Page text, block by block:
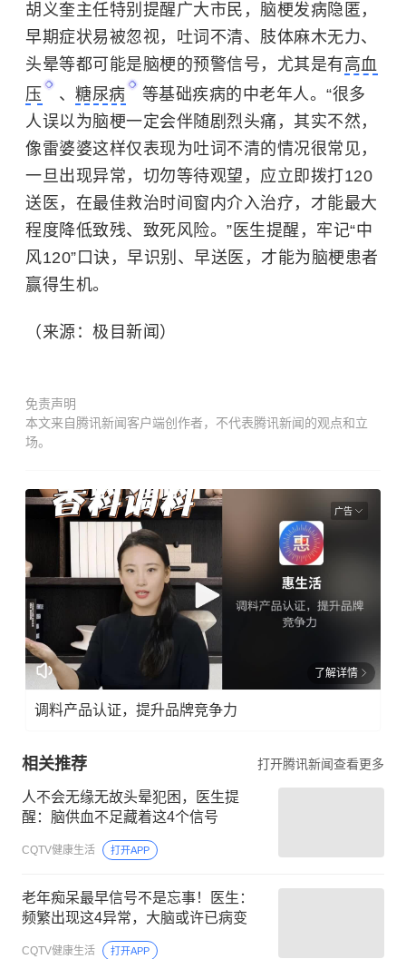
胡义奎主任特别提醒广大市民，脑梗发病隐匿，
早期症状易被忽视，吐词不清、肢体麻木无力、
头晕等都可能是脑梗的预警信号，尤其是有高血
压
、 糖尿病
等基础疾病的中老年人。“很多
人误以为脑梗一定会伴随剧烈头痛，其实不然，
像雷婆婆这样仅表现为吐词不清的情况很常见，
一旦出现异常，切勿等待观望，应立即拨打120
送医，在最佳救治时间窗内介入治疗，才能最大
程度降低致残、致死风险。”医生提醒，牢记“中
风120”口诀，早识别、早送医，才能为脑梗患者
赢得生机。
（来源：极目新闻）
免责声明
本文来自腾讯新闻客户端创作者，不代表腾讯新闻的观点和立
场。
广告
了解详情
调料产品认证，提升品牌竞争力
相关推荐 打开腾讯新闻查看更多
人不会无缘无故头晕犯困，医生提
醒：脑供血不足藏着这4个信号
CQTV健康生活 打开APP
老年痴呆最早信号不是忘事！医生：
频繁出现这4异常，大脑或许已病变
CQTV健康生活 打开APP